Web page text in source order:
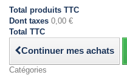
Total produits TTC
Dont taxes 0,00 €
Total TTC
Continuer mes achats
Catégories